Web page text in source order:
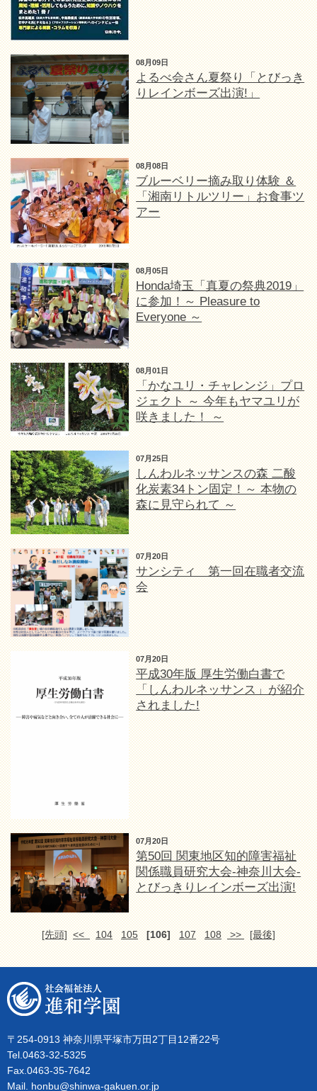
08月09日
よるべ会さん夏祭り「とびっき
りレインボーズ出演!」
08月08日
ブルーベリー摘み取り体験 ＆
「湘南リトルツリー」お食事ツ
アー
08月05日
Honda埼玉「真夏の祭典2019」
に参加！～ Pleasure to
Everyone ～
08月01日
「かなユリ・チャレンジ」プロ
ジェクト ～ 今年もヤマユリが
咲きました！ ～
07月25日
しんわルネッサンスの森 二酸
化炭素34トン固定！～ 本物の
森に見守られて ～
07月20日
サンシティ 第一回在職者交流
会
07月20日
平成30年版 厚生労働白書で
「しんわルネッサンス」が紹介
されました!
07月20日
第50回 関東地区知的障害福祉
関係職員研究大会-神奈川大会-
とびっきりレインボーズ出演!
[先頭] << 104 105 [106] 107 108 >> [最後]
〒254-0913 神奈川県平塚市万田2丁目12番22号
Tel.0463-32-5325
Fax.0463-35-7642
Mail. honbu@shinwa-gakuen.or.jp